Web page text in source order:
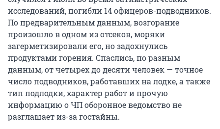
исследований, погибли 14 офицеров-подводников.
По предварительным данным, возгорание
произошло в одном из отсеков, моряки
загерметизировали его, но задохнулись
продуктами горения. Спаслись, по разным
данным, от четырех до десяти человек — точное
число подводников, работавших на лодке, а также
тип подлодки, характер работ и прочую
информацию о ЧП оборонное ведомство не
разглашает из-за гостайны.